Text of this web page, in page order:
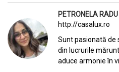
PETRONELA RADU
http://casalux.ro
Sunt pasionată de
din lucrurile
aduce armonie în